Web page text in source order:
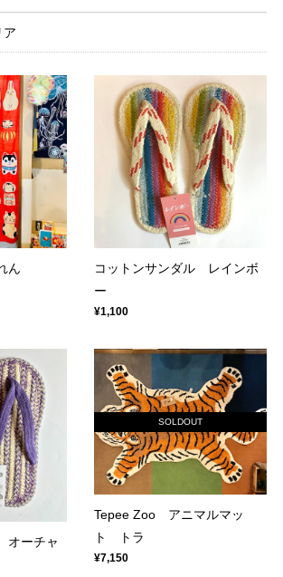
ア
ん
コットンサンダル レインボ
ー
¥1,100
オーチャ
SOLDOUT
Tepee Zoo アニマルマッ
ト トラ
¥7,150